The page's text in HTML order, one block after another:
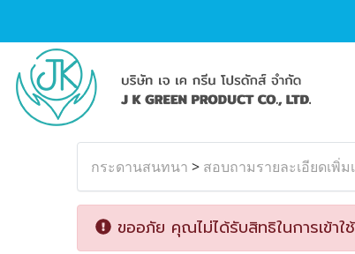
กระดานสนทนา > สอบถามรายละเอียดเพิ่ม
ขออภัย คุณไม่ได้รับสิทธิในการเข้าใ